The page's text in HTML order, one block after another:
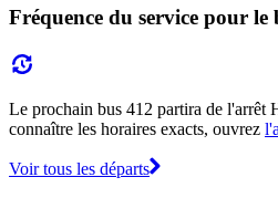
Fréquence du service pour
Le prochain bus 412 partira de l'arrêt
connaître les horaires exacts, ouvrez
Voir tous les départs